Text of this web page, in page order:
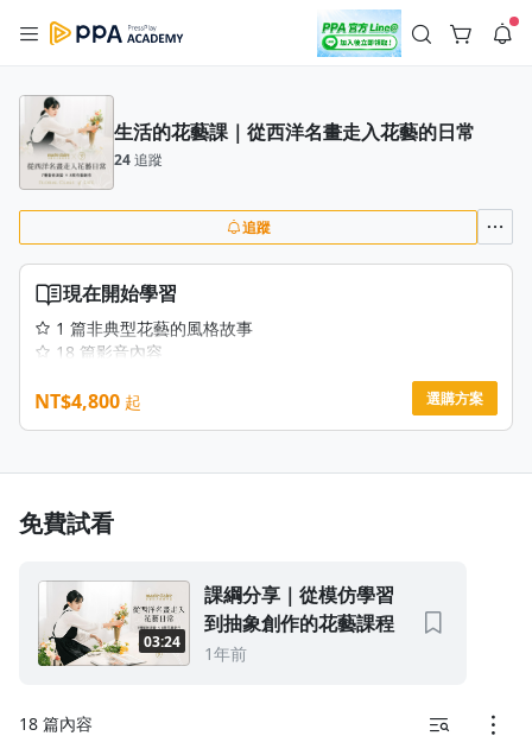
登入/註冊
🌞 PPA 避暑津貼．冷氣房升級｜期間快閃活動
🥵 酷暑限時快閃｜單筆滿 NT$2,500 現折 NT$300、再贈最高
2% 點數回饋！🚀 酷暑來襲．偷偷在冷氣房升級 📈⭐️ 【冷氣房
進修 限時開跑】◾單筆滿 NT$2,500 現折 NT$300◾活動期間：
即日起 - 8/13（只有一週）-📣 酷暑季好康 \ 再加碼 /→ 點數回饋
無上限🔥購買任一課程 or 訂閱✅ 消費即享回饋 1% 點數✅ 滿
$5,000 回饋 2% 點數🎁 此為 PPA 官方帳號 Line@ 專屬活動，加
入好友👉 享有「渠道專屬活動」及「個人化推播」！
3 天前
生活的花藝課｜從西洋名畫走入花藝的日常
24追蹤
追蹤
現在開始學習
1 篇非典型花藝的風格故事
18 篇影音內容
1份精美的課程電子講義
NT$4,800 起 選購方案
免費試看
03:24
課綱分享｜從模仿學習
到抽象創作的花藝課程
1年前
18 篇內容
播放速度
0.75x
追蹤列表
去逛逛
返回播放器
清除全部